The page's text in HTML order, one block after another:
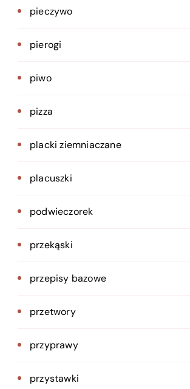
pieczywo
pierogi
piwo
pizza
placki ziemniaczane
placuszki
podwieczorek
przekąski
przepisy bazowe
przetwory
przyprawy
przystawki